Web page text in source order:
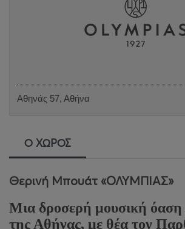
Αθηνάς 57, Αθήνα
Ο ΧΩΡΟΣ
Θερινή Μπουάτ «ΟΛΥΜΠΙΑΣ»
Μια δροσερή μουσική όαση
της Αθήνας, με θέα τον